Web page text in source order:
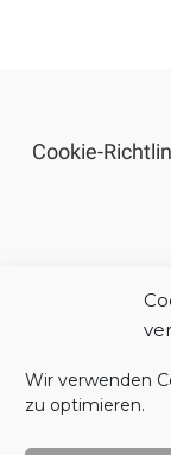
Wir verwenden
zu optimieren.
Cookie-